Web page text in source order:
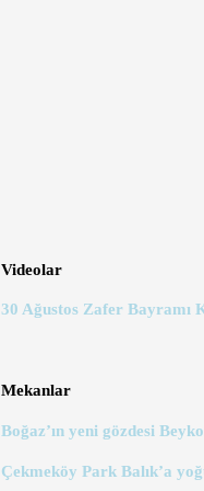
Videolar
30 Ağustos Zafer Bayramı
Mekanlar
Boğaz’ın yeni gözdesi
Çekmeköy Park Balık’a